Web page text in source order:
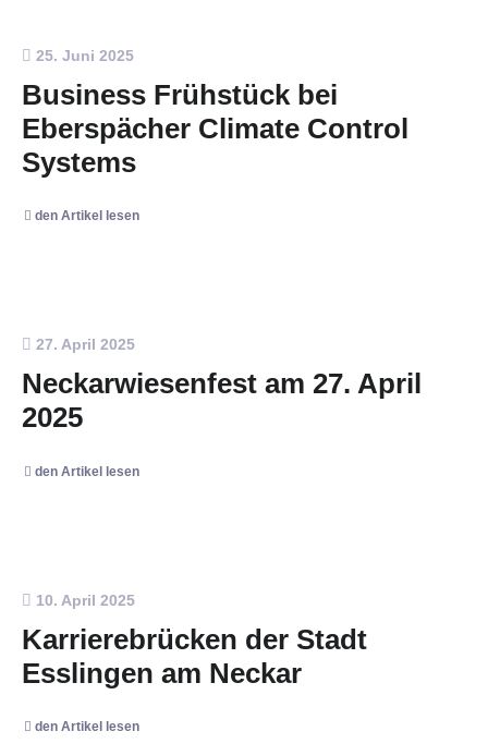
25. Juni 2025
Business Frühstück bei
Eberspächer Climate Control
Systems
den Artikel lesen
27. April 2025
Neckarwiesenfest am 27. April
2025
den Artikel lesen
10. April 2025
Karrierebrücken der Stadt
Esslingen am Neckar
den Artikel lesen